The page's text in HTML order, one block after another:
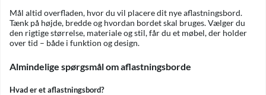
Mål altid overfladen, hvor du vil placere dit nye aflastningsbord.
Tænk på højde, bredde og hvordan bordet skal bruges. Vælger du
den rigtige størrelse, materiale og stil, får du et møbel, der holder
over tid – både i funktion og design.
Almindelige spørgsmål om aflastningsborde
Hvad er et aflastningsbord?